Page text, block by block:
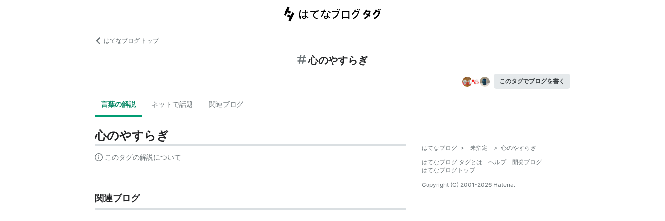
はてなブログ トップ
心のやすらぎ
このタグでブログを書く
言葉の解説 ネットで話題 関連ブログ
心のやすらぎ
このタグの解説について
関連ブログ
はてなブログ > 未指定 > 心のやすらぎ
はてなブログ タグとは
ヘルプ
開発ブログ
はてなブログトップ
Copyright (C) 2001-2026 Hatena.